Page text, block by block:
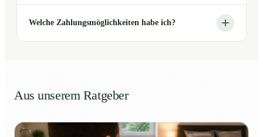
Welche Zahlungsmöglichkeiten habe ich?
Aus unserem Ratgeber